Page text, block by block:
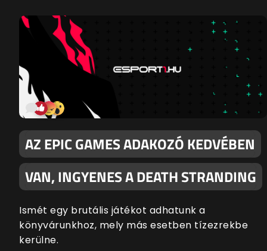
AZ EPIC GAMES ADAKOZÓ KEDVÉBEN
VAN, INGYENES A DEATH STRANDING
Ismét egy brutális játékot adhatunk a
könyvárunkhoz, mely más esetben tízezrekbe
kerülne.